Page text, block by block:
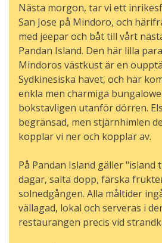
Nästa morgon, tar vi ett
San Jose på Mindoro, och
med jeepar och båt till vårt
Pandan Island. Den här lilla
Mindoros västkust är en
Sydkinesiska havet, och här
enkla men charmiga
bokstavligen utanför dörren.
begränsad, men stjärnhimlen
kopplar vi ner och kopplar av.
På Pandan Island gäller "island
dagar, salta dopp, färska
solnedgången. Alla måltider
vällagad, lokal och serveras i
restaurangen precis vid